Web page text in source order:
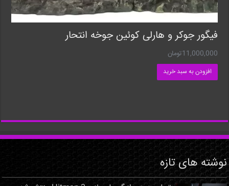
فیگور جوکر و هارلی کوئین جوخه انتحار
11,000,000تومان
افزودن به سبد خرید
نوشته های تازه